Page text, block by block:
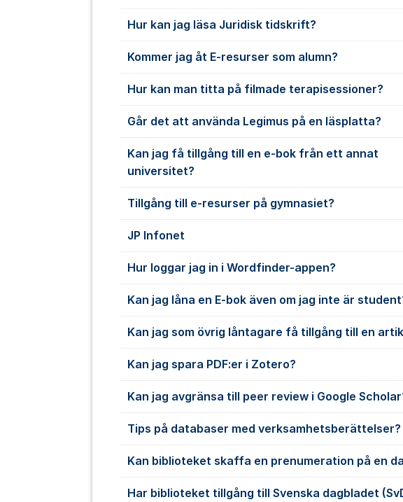
Hur kan jag läsa Juridisk tidskrift?
Kommer jag åt E-resurser som alumn?
Hur kan man titta på filmade terapisessioner?
Går det att använda Legimus på en läsplatta?
Kan jag få tillgång till en e-bok från ett annat
universitet?
Tillgång till e-resurser på gymnasiet?
JP Infonet
Hur loggar jag in i Wordfinder-appen?
Kan jag låna en E-bok även om jag inte är
Kan jag som övrig låntagare få tillgång till en
Kan jag spara PDF:er i Zotero?
Kan jag avgränsa till peer review i Google
Tips på databaser med verksamhetsberättelser?
Kan biblioteket skaffa en prenumeration på en
Har biblioteket tillgång till Svenska dagbladet